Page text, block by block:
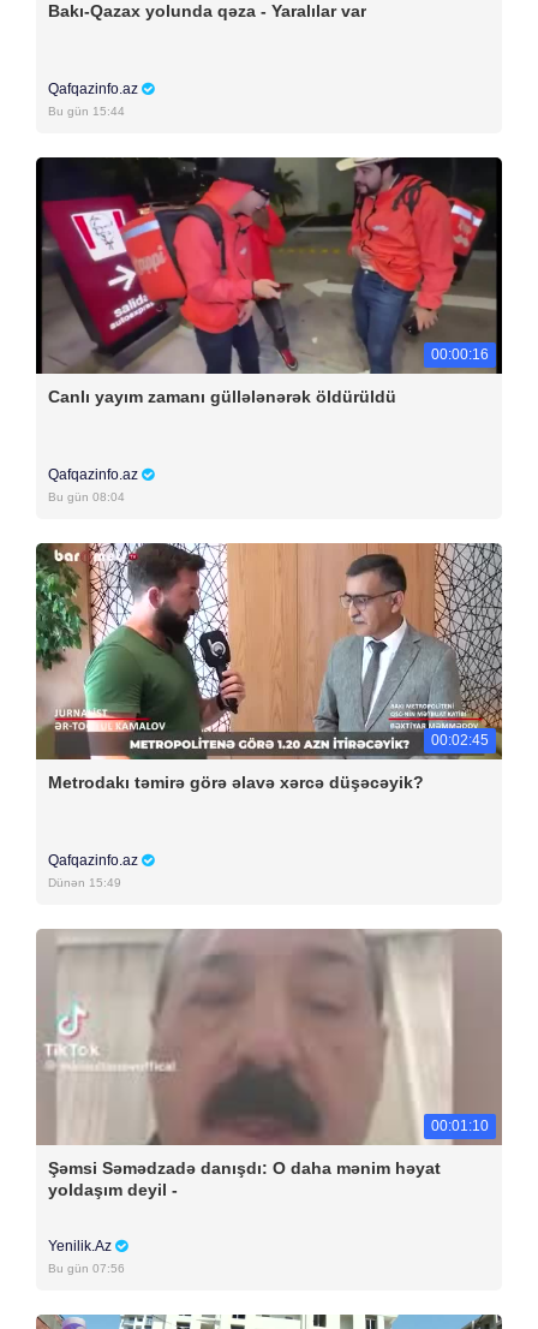
Bakı-Qazax yolunda qəza - Yaralılar var
Qafqazinfo.az
Bu gün 15:44
00:00:16
Canlı yayım zamanı güllələnərək öldürüldü
Qafqazinfo.az
Bu gün 08:04
00:02:45
Metrodakı təmirə görə əlavə xərcə düşəcəyik?
Qafqazinfo.az
Dünən 15:49
00:01:10
Şəmsi Səmədzadə danışdı: O daha mənim həyat
yoldaşım deyil -
Yenilik.Az
Bu gün 07:56